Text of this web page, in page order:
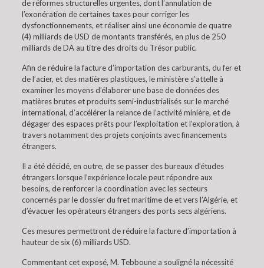
de réformes structurelles urgentes, dont l’annulation de
l’exonération de certaines taxes pour corriger les
dysfonctionnements, et réaliser ainsi une économie de quatre
(4) milliards de USD de montants transférés, en plus de 250
milliards de DA au titre des droits du Trésor public.
Afin de réduire la facture d’importation des carburants, du fer et
de l’acier, et des matières plastiques, le ministère s’attelle à
examiner les moyens d’élaborer une base de données des
matières brutes et produits semi-industrialisés sur le marché
international, d’accélérer la relance de l’activité minière, et de
dégager des espaces prêts pour l’exploitation et l’exploration, à
travers notamment des projets conjoints avec financements
étrangers.
Il a été décidé, en outre, de se passer des bureaux d’études
étrangers lorsque l’expérience locale peut répondre aux
besoins, de renforcer la coordination avec les secteurs
concernés par le dossier du fret maritime de et vers l’Algérie, et
d’évacuer les opérateurs étrangers des ports secs algériens.
Ces mesures permettront de réduire la facture d’importation à
hauteur de six (6) milliards USD.
Commentant cet exposé, M. Tebboune a souligné la nécessité